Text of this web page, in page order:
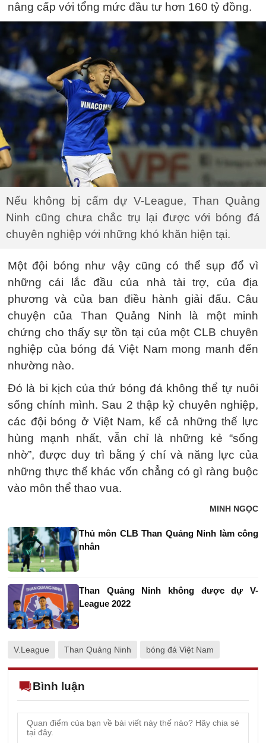
nâng cấp với tổng mức đầu tư hơn 160 tỷ đồng.
Nếu không bị cấm dự V-League, Than Quảng
Ninh cũng chưa chắc trụ lại được với bóng đá
chuyên nghiệp với những khó khăn hiện tại.
Một đội bóng như vậy cũng có thể sụp đổ vì
những cái lắc đầu của nhà tài trợ, của địa
phương và của ban điều hành giải đấu. Câu
chuyện của Than Quảng Ninh là một minh
chứng cho thấy sự tồn tại của một CLB chuyên
nghiệp của bóng đá Việt Nam mong manh đến
nhường nào.
Đó là bi kịch của thứ bóng đá không thể tự nuôi
sống chính mình. Sau 2 thập kỷ chuyên nghiệp,
các đội bóng ở Việt Nam, kể cả những thế lực
hùng mạnh nhất, vẫn chỉ là những kẻ “sống
nhờ”, được duy trì bằng ý chí và năng lực của
những thực thể khác vốn chẳng có gì ràng buộc
vào môn thể thao vua.
MINH NGỌC
Thủ môn CLB Than Quảng Ninh làm công
nhân
Than Quảng Ninh không được dự V-
League 2022
V.League Than Quảng Ninh bóng đá Việt Nam
Bình luận